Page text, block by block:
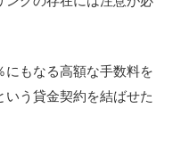
もなる高額な手数料を
う貸金契約を結ばせた